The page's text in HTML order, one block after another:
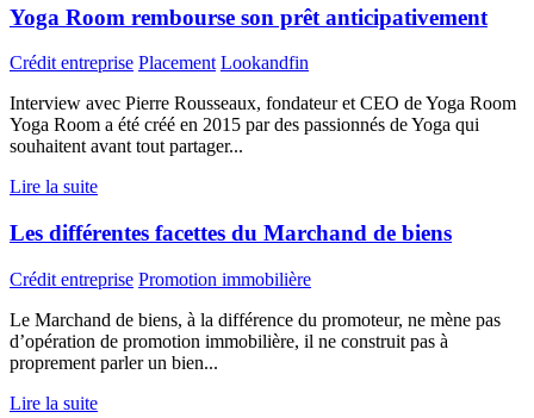
Yoga Room rembourse son prêt anticipativement
Crédit entreprise Placement Lookandfin
Interview avec Pierre Rousseaux, fondateur et CEO de Yoga Room
Yoga Room a été créé en 2015 par des passionnés de Yoga qui
souhaitent avant tout partager...
Lire la suite
Les différentes facettes du Marchand de biens
Crédit entreprise Promotion immobilière
Le Marchand de biens, à la différence du promoteur, ne mène pas
d’opération de promotion immobilière, il ne construit pas à
proprement parler un bien...
Lire la suite